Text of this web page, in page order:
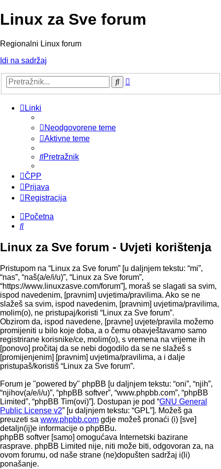
Linux za Sve forum
Regionalni Linux forum
Idi na sadržaj
Pretražnik
Linki
Neodgovorene teme
Aktivne teme
Pretražnik
ČPP
Prijava
Registracija
Početna
Pretražnik
Linux za Sve forum - Uvjeti korištenja
Pristupom na “Linux za Sve forum” [u daljnjem tekstu: “mi”,
“nas”, “naš(a/e/i/u)”, “Linux za Sve forum”,
“https://www.linuxzasve.com/forum”], moraš se slagati sa svim,
ispod navedenim, [pravnim] uvjetima/pravilima. Ako se ne
slažeš sa svim, ispod navedenim, [pravnim] uvjetima/pravilima,
molim(o), ne pristupaj/koristi “Linux za Sve forum”.
Obzirom da, ispod navedene, [pravne] uvjete/pravila možemo
promijeniti u bilo koje doba, a o čemu obavještavamo samo
registrirane korisnike/ce, molim(o), s vremena na vrijeme ih
[ponovo] pročitaj da se nebi dogodilo da se ne slažeš s
[promijenjenim] [pravnim] uvjetima/pravilima, a i dalje
pristupaš/koristiš “Linux za Sve forum”.
Forum je "powered by" phpBB [u daljnjem tekstu: “oni”, “njih”,
“njihov(a/e/i/u)”, “phpBB softver”, “www.phpbb.com”, “phpBB
Limited”, “phpBB Tim(ovi)”]. Dostupan je pod “GNU General
Public License v2” [u daljnjem tekstu: “GPL”]. Možeš ga
preuzeti sa www.phpbb.com gdje možeš pronaći (i) [sve]
detaljn(ij)e informacije o phpBBu.
phpBB softver [samo] omogućava Internetski bazirane
rasprave. phpBB Limited nije, niti može biti, odgovoran za, na
ovom forumu, od naše strane (ne)dopušten sadržaj i(li)
ponašanje.